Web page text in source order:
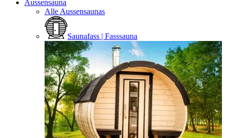
Aussensauna
Alle Aussensaunas
Saunafass | Fasssauna